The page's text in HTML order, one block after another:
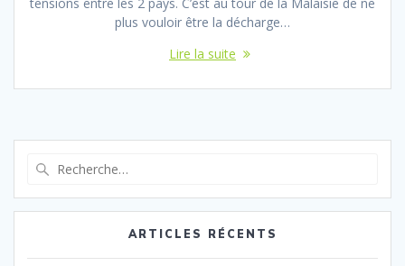
plus vouloir être la décharge…
Lire la suite
:
ARTICLES RÉCENTS